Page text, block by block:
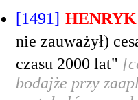
[1491]
nie zauważył)
czasu 2000 lat"
bodajże przy